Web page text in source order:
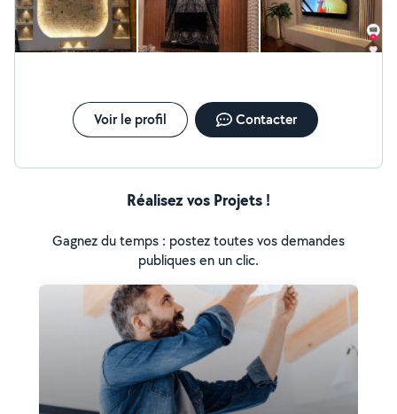
Voir le profil Contacter
Réalisez vos Projets !
Gagnez du temps : postez toutes vos demandes
publiques en un clic.